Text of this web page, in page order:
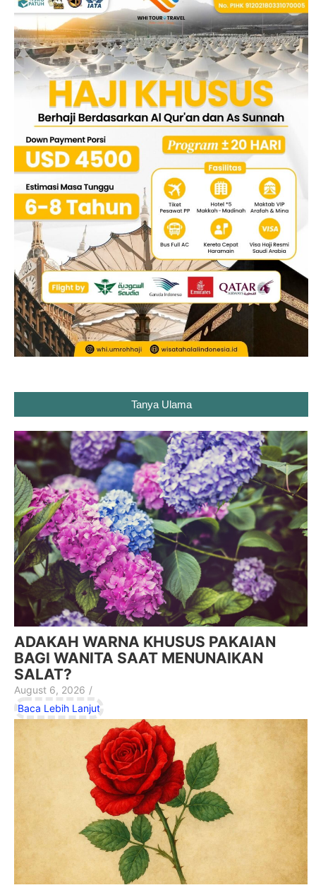
Tanya Ulama
ADAKAH WARNA KHUSUS PAKAIAN
BAGI WANITA SAAT MENUNAIKAN
SALAT?
August 6, 2026 /
Baca Lebih Lanjut